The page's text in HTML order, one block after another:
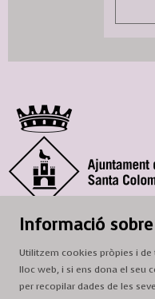
© Ajuntament de Santa Coloma de
: de
Adreça: c. del Prat, 16, 17430
Informació
Utilitzem cookies pròpies i
lloc web, i si ens dona el seu
per recopilar dades de les